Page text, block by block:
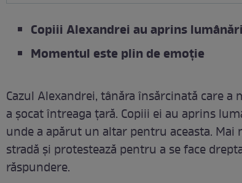
Copiii Alexandrei au aprins
Momentul este plin de emoție
Cazul Alexandrei, tânăra însărcinată care a
a șocat întreaga țară. Copiii ei au aprins
unde a apărut un altar pentru aceasta. Mai
stradă și protestează pentru a se face
răspundere.